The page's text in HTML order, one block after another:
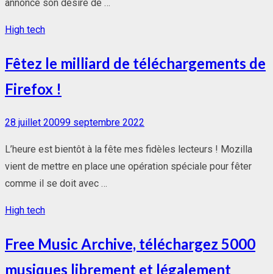
annonce son désire de …
High tech
Fêtez le milliard de téléchargements de
Firefox !
Posted
28 juillet 20099 septembre 2022
L’heure est bientôt à la fête mes fidèles lecteurs ! Mozilla
vient de mettre en place une opération spéciale pour fêter
comme il se doit avec …
High tech
Free Music Archive, téléchargez 5000
musiques librement et légalement